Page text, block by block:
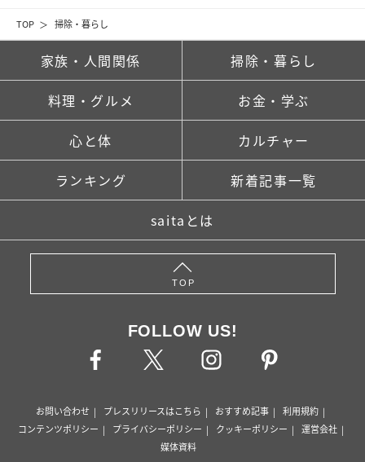
TOP 掃除・暮らし
家族・人間関係 掃除・暮らし
料理・グルメ お金・学ぶ
心と体 カルチャー
ランキング 新着記事一覧
saitaとは
TOP
FOLLOW US!
お問い合わせ プレスリリースはこちら おすすめ記事
利用規約
コンテンツポリシー
プライバシーポリシー クッキーポリシー
運営会社
媒体資料